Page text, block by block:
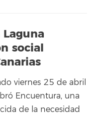
social
viernes 25 de abril
Encuentura, una
de la necesidad